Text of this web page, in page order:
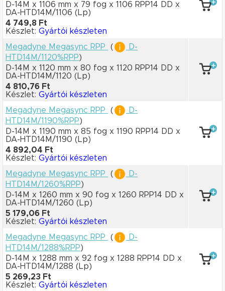
D-14M x 1106 mm x 79 fog x 1106 RPP14 DD x
DA-HTD14M/1106 (Lp)
4 749,8 Ft
Készlet: Gyártói készleten
Megadyne Megasync RPP
(
D-
HTD14M/1120%RPP)
D-14M x 1120 mm x 80 fog x 1120 RPP14 DD x
DA-HTD14M/1120 (Lp)
4 810,76 Ft
Készlet: Gyártói készleten
Megadyne Megasync RPP
(
D-
HTD14M/1190%RPP)
D-14M x 1190 mm x 85 fog x 1190 RPP14 DD x
DA-HTD14M/1190 (Lp)
4 892,04 Ft
Készlet: Gyártói készleten
Megadyne Megasync RPP
(
D-
HTD14M/1260%RPP)
D-14M x 1260 mm x 90 fog x 1260 RPP14 DD x
DA-HTD14M/1260 (Lp)
5 179,06 Ft
Készlet: Gyártói készleten
Megadyne Megasync RPP
(
D-
HTD14M/1288%RPP)
D-14M x 1288 mm x 92 fog x 1288 RPP14 DD x
DA-HTD14M/1288 (Lp)
5 269,23 Ft
Készlet: Gyártói készleten